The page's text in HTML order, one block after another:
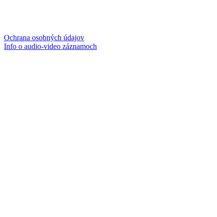
Ochrana osobných údajov
Info o audio-video záznamoch